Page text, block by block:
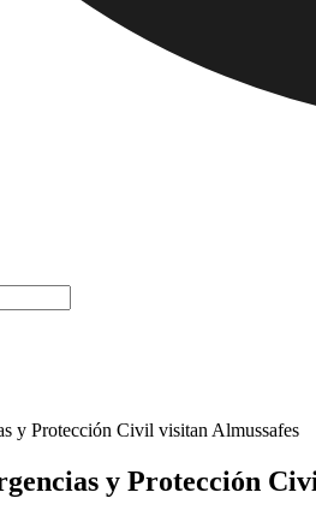
y Protección Civil visitan Almussafes
y Protección